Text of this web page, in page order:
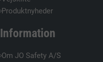
Produktnyheder
Information
Om JO Safety A/S